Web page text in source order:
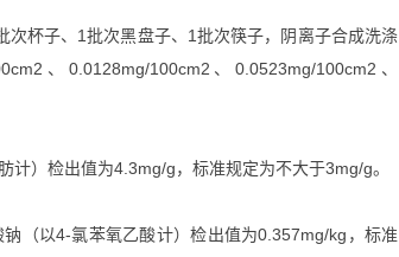
杯子、1批次黑盘子、1批次筷子，阴离子合成洗涤
、0.0128mg/100cm2、0.0523mg/100cm2、
）检出值为4.3mg/g，标准规定为不大于3mg/g。
以4-氯苯氧乙酸计）检出值为0.357mg/kg，标准